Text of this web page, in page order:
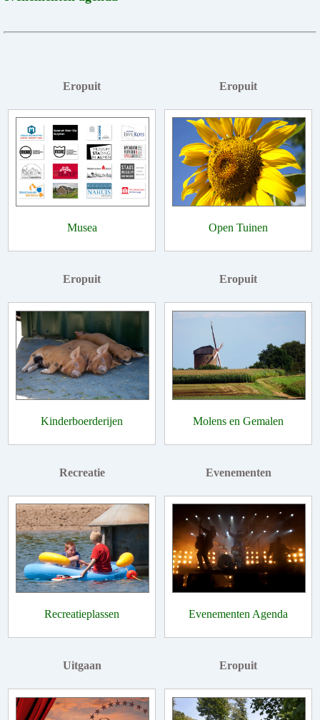
Eropuit
Musea
Eropuit
Open Tuinen
Eropuit
Kinderboerderijen
Eropuit
Molens en Gemalen
Recreatie
Recreatieplassen
Evenementen
Evenementen Agenda
Uitgaan Eropuit